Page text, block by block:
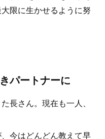
限に生かせるように努
パートナーに
長さん。現在も一人、
今はどんどん教えて早